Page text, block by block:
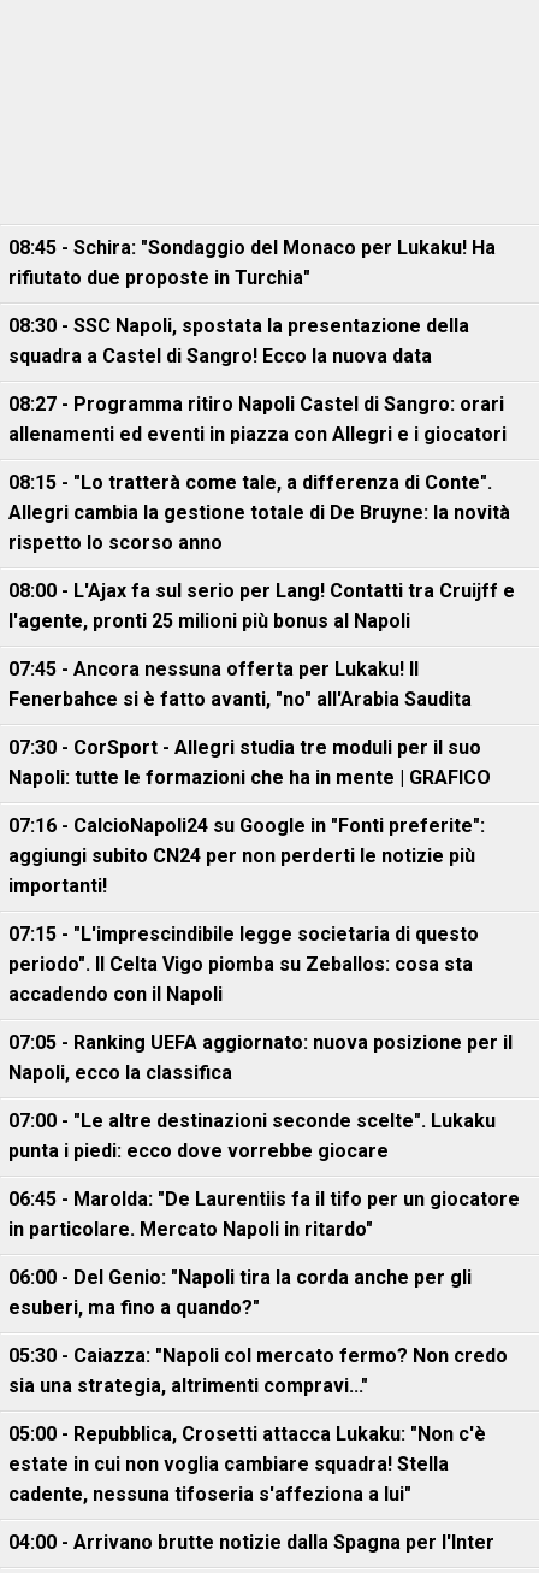
08:45 - Schira: "Sondaggio del Monaco per Lukaku! Ha
rifiutato due proposte in Turchia"
08:30 - SSC Napoli, spostata la presentazione della
squadra a Castel di Sangro! Ecco la nuova data
08:27 - Programma ritiro Napoli Castel di Sangro: orari
allenamenti ed eventi in piazza con Allegri e i giocatori
08:15 - "Lo tratterà come tale, a differenza di Conte".
Allegri cambia la gestione totale di De Bruyne: la novità
rispetto lo scorso anno
08:00 - L'Ajax fa sul serio per Lang! Contatti tra Cruijff e
l'agente, pronti 25 milioni più bonus al Napoli
07:45 - Ancora nessuna offerta per Lukaku! Il
Fenerbahce si è fatto avanti, "no" all'Arabia Saudita
07:30 - CorSport - Allegri studia tre moduli per il suo
Napoli: tutte le formazioni che ha in mente | GRAFICO
07:16 - CalcioNapoli24 su Google in "Fonti preferite":
aggiungi subito CN24 per non perderti le notizie più
importanti!
07:15 - "L'imprescindibile legge societaria di questo
periodo". Il Celta Vigo piomba su Zeballos: cosa sta
accadendo con il Napoli
07:05 - Ranking UEFA aggiornato: nuova posizione per il
Napoli, ecco la classifica
07:00 - "Le altre destinazioni seconde scelte". Lukaku
punta i piedi: ecco dove vorrebbe giocare
06:45 - Marolda: "De Laurentiis fa il tifo per un giocatore
in particolare. Mercato Napoli in ritardo"
06:00 - Del Genio: "Napoli tira la corda anche per gli
esuberi, ma fino a quando?"
05:30 - Caiazza: "Napoli col mercato fermo? Non credo
sia una strategia, altrimenti compravi..."
05:00 - Repubblica, Crosetti attacca Lukaku: "Non c'è
estate in cui non voglia cambiare squadra! Stella
cadente, nessuna tifoseria s'affeziona a lui"
04:00 - Arrivano brutte notizie dalla Spagna per l'Inter